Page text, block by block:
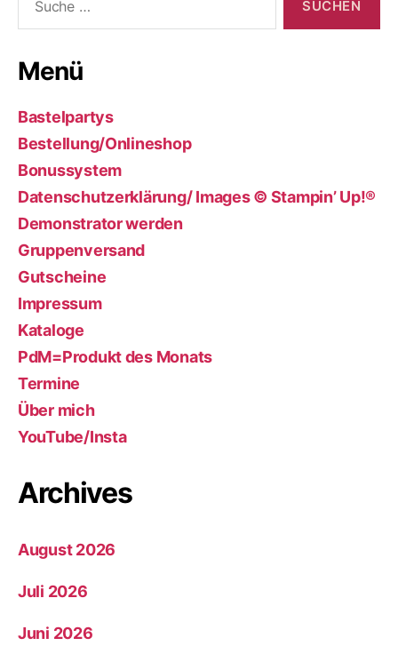
nach:
Menü
Bastelpartys
Bestellung/Onlineshop
Bonussystem
Datenschutzerklärung/ Images © Stampin’ Up!®
Demonstrator werden
Gruppenversand
Gutscheine
Impressum
Kataloge
PdM=Produkt des Monats
Termine
Über mich
YouTube/Insta
Archives
August 2026
Juli 2026
Juni 2026